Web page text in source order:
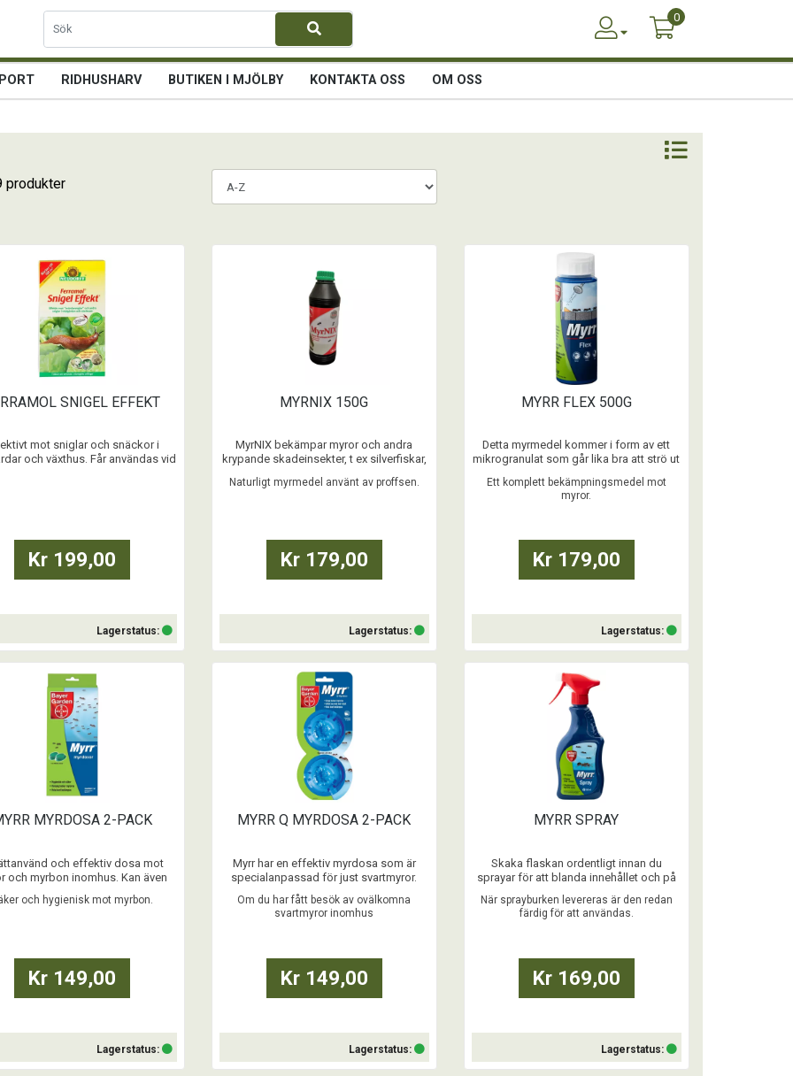
0
RIDHUSHARV BUTIKEN I MJÖLBY KONTAKTA OSS OM OSS
produkter
SNIGEL EFFEKT
mot sniglar och snäckor i
och växthus. Får användas vid
Effekt+ bekämpas alla sniglar
effektivt.
Kr 199,00
Lagerstatus:
Köp
MYRNIX 150G
MyrNIX bekämpar myror och andra
krypande skadeinsekter, t ex silverfiskar,
...
Naturligt myrmedel använt av proffsen.
Kr 179,00
Lagerstatus:
Köp
MYRR FLEX 500G
Detta myrmedel kommer i form av ett
mikrogranulat som går lika bra att strö ut
ut – så länge all typ av bekämpning sker
utomhus!
stundens hetta.
Vi rekommenderar att du startar
bekämpningen ...
Ett komplett bekämpningsmedel mot
myror.
Kr 179,00
Lagerstatus:
Köp
MYRDOSA 2-PACK
och effektiv dosa mot
och myrbon inomhus. Kan även
är ett lockbete som myrorna
produktionsdatumet.
...
och hygienisk mot myrbon.
Kr 149,00
Lagerstatus:
MYRR Q MYRDOSA 2-PACK
Myrr har en effektiv myrdosa som är
specialanpassad för just svartmyror.
Dosan har fått namnet Myrr Q Myrdosa
och den håller i upp till hela tre månader i
aktivt läge. Den är flexibel och kan enkelt
Detta tack vare tejpen ...
Om du har fått besök av ovälkomna
svartmyror inomhus
Kr 149,00
Lagerstatus:
MYRR SPRAY
Skaka flaskan ordentligt innan du
sprayar för att blanda innehållet och på
myror.
Vi rekommenderar att du sprayar på ett
spridning på bekämpningsmedlet.
Sprayen är främst tillve ...
När sprayburken levereras är den redan
färdig för att användas.
Kr 169,00
Lagerstatus: